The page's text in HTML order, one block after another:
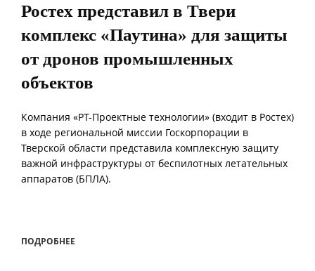
Ростех представил в Твери
комплекс «Паутина» для защиты
от дронов промышленных
объектов
Компания «РТ-Проектные технологии» (входит в Ростех)
в ходе региональной миссии Госкорпорации в
Тверской области представила комплексную защиту
важной инфраструктуры от беспилотных летательных
аппаратов (БПЛА).
ПОДРОБНЕЕ